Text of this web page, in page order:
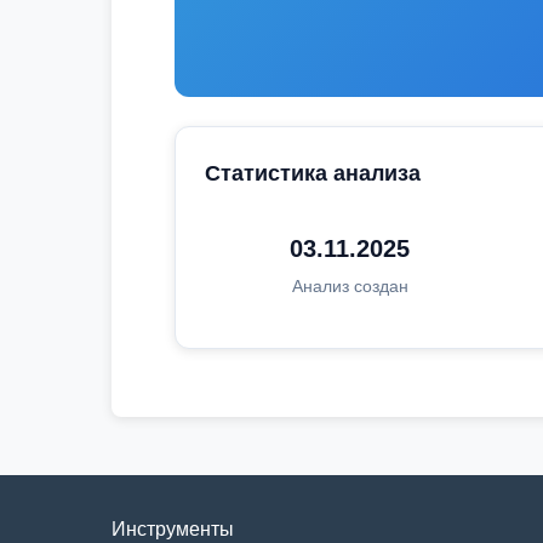
Статистика анализа
03.11.2025
Анализ создан
Инструменты